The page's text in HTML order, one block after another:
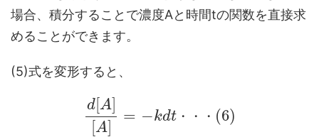
場合、積分することで濃度Aと時間tの関数を直接求
めることができます。
(5)式を変形すると、
d[ A]
[A]
= −kdt・ ・ ・ (6)